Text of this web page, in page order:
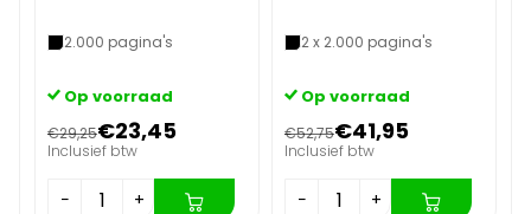
2.000 pagina's
Op voorraad
€29,25€23,45
Inclusief btw
− +
2 x 2.000 pagina's
Op voorraad
€52,75€41,95
Inclusief btw
− +